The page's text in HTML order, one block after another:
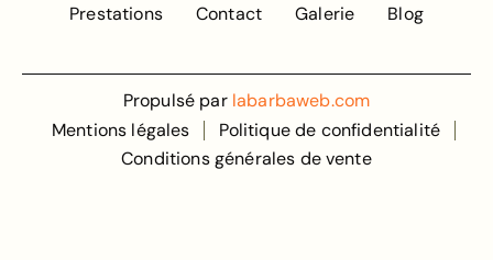
Prestations
Contact Galerie Blog
Propulsé par labarbaweb.com
Mentions légales
Politique de confidentialité
Conditions générales de vente